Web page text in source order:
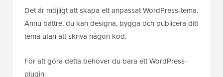
Det är möjligt att skapa ett anpassat WordPress-tema.
Ännu bättre, du kan designa, bygga och publicera ditt
tema utan att skriva någon kod.
För att göra detta behöver du bara ett WordPress-
plugin.